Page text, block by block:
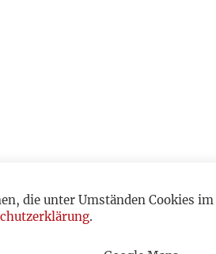
die unter Umständen Cookies
.